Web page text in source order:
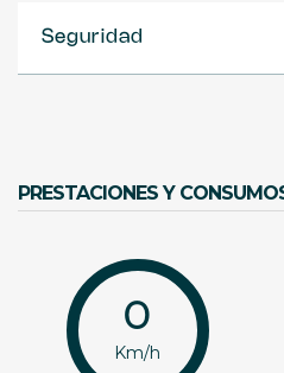
Seguridad
PRESTACIONES Y
0
Km/h